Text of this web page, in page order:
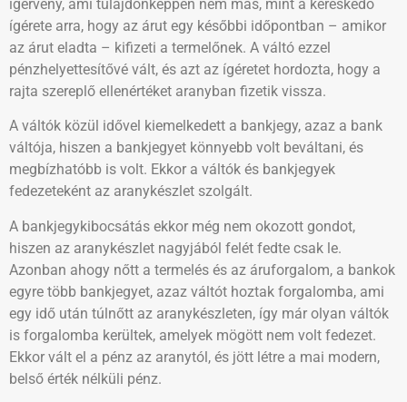
ígérvény, ami tulajdonképpen nem más, mint a kereskedő
ígérete arra, hogy az árut egy későbbi időpontban – amikor
az árut eladta – kifizeti a termelőnek. A váltó ezzel
pénzhelyettesítővé vált, és azt az ígéretet hordozta, hogy a
rajta szereplő ellenértéket aranyban fizetik vissza.
A váltók közül idővel kiemelkedett a bankjegy, azaz a bank
váltója, hiszen a bankjegyet könnyebb volt beváltani, és
megbízhatóbb is volt. Ekkor a váltók és bankjegyek
fedezeteként az aranykészlet szolgált.
A bankjegykibocsátás ekkor még nem okozott gondot,
hiszen az aranykészlet nagyjából felét fedte csak le.
Azonban ahogy nőtt a termelés és az áruforgalom, a bankok
egyre több bankjegyet, azaz váltót hoztak forgalomba, ami
egy idő után túlnőtt az aranykészleten, így már olyan váltók
is forgalomba kerültek, amelyek mögött nem volt fedezet.
Ekkor vált el a pénz az aranytól, és jött létre a mai modern,
belső érték nélküli pénz.